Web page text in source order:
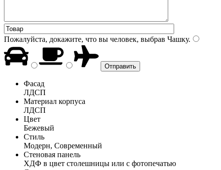
Пожалуйста, докажите, что вы человек, выбрав Чашку.
Фасад
ЛДСП
Материал корпуса
ЛДСП
Цвет
Бежевый
Стиль
Модерн, Современный
Стеновая панель
ХДФ в цвет столешницы или с фотопечатью